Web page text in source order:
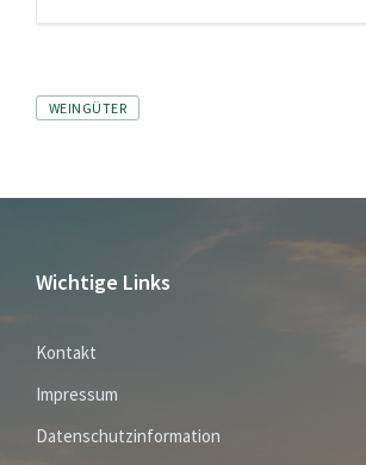
Tags
WEINGÜTER
Wichtige Links
Kontakt
Impressum
Datenschutzinformation